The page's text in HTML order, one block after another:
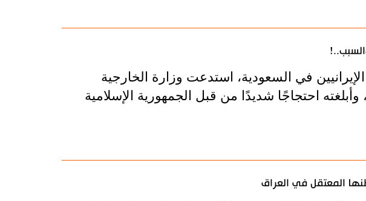
في السعودية، استدعت وزارة الخارجية
احتجاجًا شديدًا من قبل الجمهورية الإسلامية
المعتقل في العراق